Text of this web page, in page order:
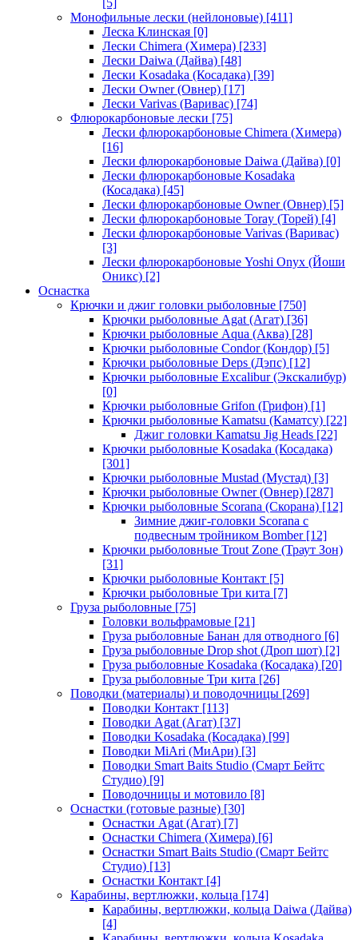
[5]
Монофильные лески (нейлоновые) [411]
Леска Клинская [0]
Лески Chimera (Химера) [233]
Лески Daiwa (Дайва) [48]
Лески Kosadaka (Косадака) [39]
Лески Owner (Овнер) [17]
Лески Varivas (Варивас) [74]
Флюрокарбоновые лески [75]
Лески флюрокарбоновые Chimera (Химера)
[16]
Лески флюрокарбоновые Daiwa (Дайва) [0]
Лески флюрокарбоновые Kosadaka
(Косадака) [45]
Лески флюрокарбоновые Owner (Овнер) [5]
Лески флюрокарбоновые Toray (Торей) [4]
Лески флюрокарбоновые Varivas (Варивас)
[3]
Лески флюрокарбоновые Yoshi Onyx (Йоши
Оникс) [2]
Оснастка
Крючки и джиг головки рыболовные [750]
Крючки рыболовные Agat (Агат) [36]
Крючки рыболовные Aqua (Аква) [28]
Крючки рыболовные Condor (Кондор) [5]
Крючки рыболовные Deps (Дэпс) [12]
Крючки рыболовные Excalibur (Экскалибур)
[0]
Крючки рыболовные Grifon (Грифон) [1]
Крючки рыболовные Kamatsu (Каматсу) [22]
Джиг головки Kamatsu Jig Heads [22]
Крючки рыболовные Kosadaka (Косадака)
[301]
Крючки рыболовные Mustad (Мустад) [3]
Крючки рыболовные Owner (Овнер) [287]
Крючки рыболовные Scorana (Скорана) [12]
Зимние джиг-головки Scorana с
подвесным тройником Bomber[12]
Крючки рыболовные Trout Zone (Траут Зон)
[31]
Крючки рыболовные Контакт [5]
Крючки рыболовные Три кита [7]
Груза рыболовные [75]
Головки вольфрамовые [21]
Груза рыболовные Банан для отводного [6]
Груза рыболовные Drop shot (Дроп шот) [2]
Груза рыболовные Kosadaka (Косадака) [20]
Груза рыболовные Три кита [26]
Поводки (материалы) и поводочницы [269]
Поводки Контакт [113]
Поводки Agat (Агат) [37]
Поводки Kosadaka (Косадака) [99]
Поводки MiAri (МиАри) [3]
Поводки Smart Baits Studio (Смарт Бейтс
Студио) [9]
Поводочницы и мотовило [8]
Оснастки (готовые разные) [30]
Оснастки Agat (Агат) [7]
Оснастки Chimera (Химера) [6]
Оснастки Smart Baits Studio (Смарт Бейтс
Студио) [13]
Оснастки Контакт [4]
Карабины, вертлюжки, кольца [174]
Карабины, вертлюжки, кольца Daiwa (Дайва)
[4]